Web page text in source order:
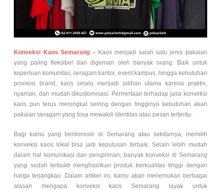
Konveksi Kaos Semarang – Kaos menjadi salah satu jenis pakaian
yang paling fleksibel dan digemari oleh banyak orang. Baik untuk
keperluan komunitas, seragam kantor, event kampus, hingga kebutuhan
promosi brand, kaos selalu menjadi pilihan utama karena praktis,
nyaman, dan mudah dikustomisasi. Permintaan terhadap jasa konveksi
kaos pun terus meningkat seiring dengan tingginya kebutuhan akan
pakaian seragam yang bisa mewakili identitas atau pesan tertentu.
Bagi kamu yang berdomisili di Semarang atau sekitarnya, memilih
konveksi kaos lokal bisa jadi keputusan terbaik. Selain lebih mudah
dalam hal komunikasi dan pengiriman, banyak konveksi di Semarang
yang sudah terbukti menghasilkan produk berkualitas tinggi dengan
harga terjangkau. Dalam artikel ini, kamu akan menemukan berbagai
alasan mengapa konveksi kaos Semarang layak untuk